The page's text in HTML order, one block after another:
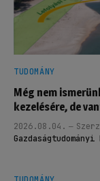
TUDOMÁNY
Még nem
kezelésére, de
2026.08.04.
Gazdaságtudományi